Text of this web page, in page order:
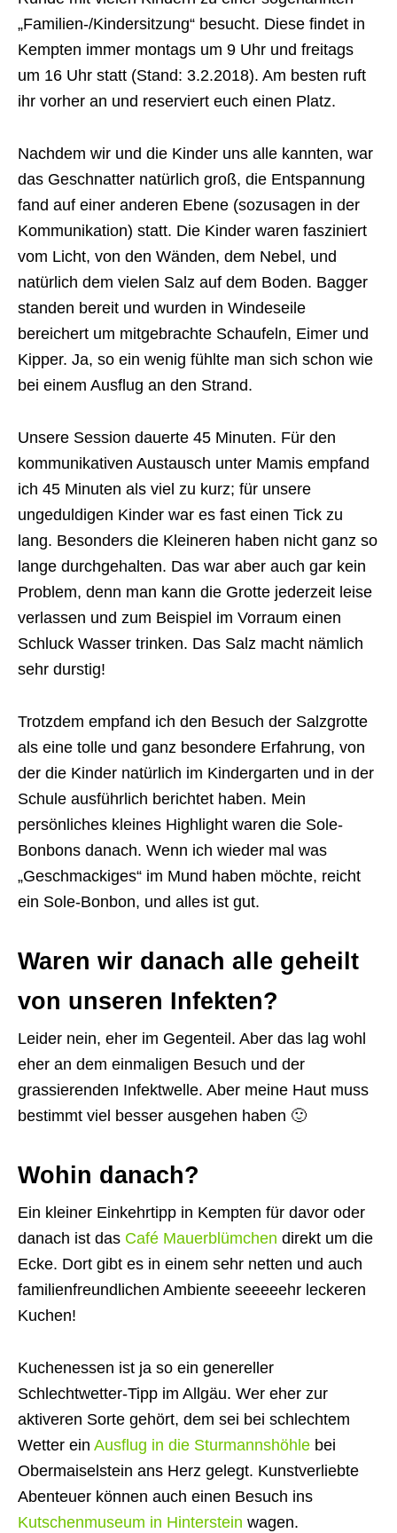
„Familien-/Kindersitzung“ besucht. Diese findet in
Kempten immer montags um 9 Uhr und freitags
um 16 Uhr statt (Stand: 3.2.2018). Am besten ruft
ihr vorher an und reserviert euch einen Platz.
Nachdem wir und die Kinder uns alle kannten, war
das Geschnatter natürlich groß, die Entspannung
fand auf einer anderen Ebene (sozusagen in der
Kommunikation) statt. Die Kinder waren fasziniert
vom Licht, von den Wänden, dem Nebel, und
natürlich dem vielen Salz auf dem Boden. Bagger
standen bereit und wurden in Windeseile
bereichert um mitgebrachte Schaufeln, Eimer und
Kipper. Ja, so ein wenig fühlte man sich schon wie
bei einem Ausflug an den Strand.
Unsere Session dauerte 45 Minuten. Für den
kommunikativen Austausch unter Mamis empfand
ich 45 Minuten als viel zu kurz; für unsere
ungeduldigen Kinder war es fast einen Tick zu
lang. Besonders die Kleineren haben nicht ganz so
lange durchgehalten. Das war aber auch gar kein
Problem, denn man kann die Grotte jederzeit leise
verlassen und zum Beispiel im Vorraum einen
Schluck Wasser trinken. Das Salz macht nämlich
sehr durstig!
Trotzdem empfand ich den Besuch der Salzgrotte
als eine tolle und ganz besondere Erfahrung, von
der die Kinder natürlich im Kindergarten und in der
Schule ausführlich berichtet haben. Mein
persönliches kleines Highlight waren die Sole-
Bonbons danach. Wenn ich wieder mal was
„Geschmackiges“ im Mund haben möchte, reicht
ein Sole-Bonbon, und alles ist gut.
Waren wir danach alle geheilt
von unseren Infekten?
Leider nein, eher im Gegenteil. Aber das lag wohl
eher an dem einmaligen Besuch und der
grassierenden Infektwelle. Aber meine Haut muss
bestimmt viel besser ausgehen haben 🙂
Wohin danach?
Ein kleiner Einkehrtipp in Kempten für davor oder
danach ist das Café Mauerblümchen direkt um die
Ecke. Dort gibt es in einem sehr netten und auch
familienfreundlichen Ambiente seeeeehr leckeren
Kuchen!
Kuchenessen ist ja so ein genereller
Schlechtwetter-Tipp im Allgäu. Wer eher zur
aktiveren Sorte gehört, dem sei bei schlechtem
Wetter ein Ausflug in die Sturmannshöhle bei
Obermaiselstein ans Herz gelegt. Kunstverliebte
Abenteuer können auch einen Besuch ins
Kutschenmuseum in Hinterstein wagen.